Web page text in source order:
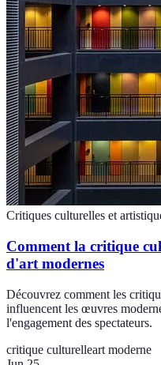
Critiques culturelles et
Comment la critique
d'art modernes
Découvrez comment les
influencent les œuvres
l'engagement des spectateurs.
critique culturelleart moderne